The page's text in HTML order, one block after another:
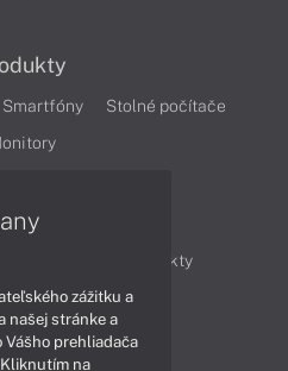
Smartfóny
Stolné počítače
Produkty
Videá
zážitku a
našej stránke a
Vášho prehliadača
na